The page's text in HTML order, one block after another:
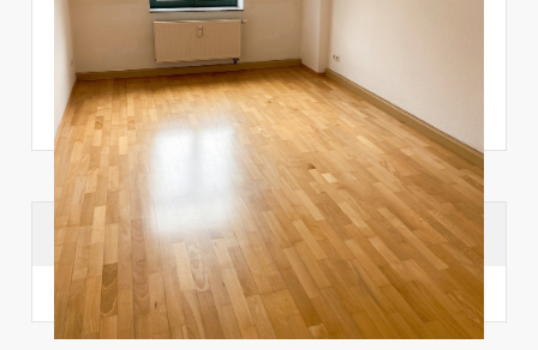
Suchhistorie
noch nichts angesehen